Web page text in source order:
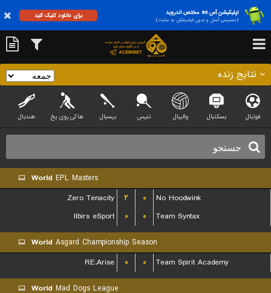
اپلیکیشن آس 90 مختص اندروید
(دسترسی آسان و بدون فیلترشکن به سایت)
برای دانلود کلیک کنید
نتایج زنده
فوتبال بسکتبال والیبال تنیس بیسبال هاکی روی یخ هندبال
World EPL Masters
Zero Tenacity
۲ ۰
No Hoodwink
Ilbirs eSport
۰ ۰ Team Syntax
World Asgard Championship Season
RE.Arise
۰ ۰ Team Spirit Academy
World Mad Dogs League